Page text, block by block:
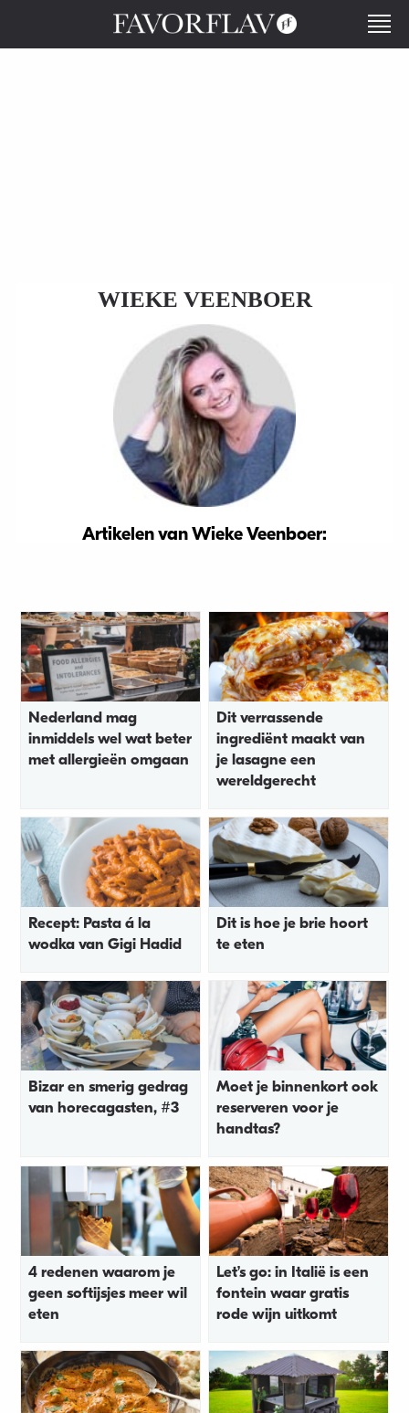
WIEKE VEENBOER
Artikelen van Wieke Veenboer:
Nederland mag
inmiddels wel wat beter
met allergieën omgaan
Dit verrassende
ingrediënt maakt van
je lasagne een
wereldgerecht
Recept: Pasta á la
wodka van Gigi Hadid
Dit is hoe je brie hoort
te eten
Bizar en smerig gedrag
van horecagasten, #3
Moet je binnenkort ook
reserveren voor je
handtas?
4 redenen waarom je
geen softijsjes meer wil
eten
Let’s go: in Italië is een
fontein waar gratis
rode wijn uitkomt